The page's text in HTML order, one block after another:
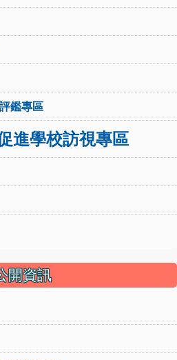
鑑專區
進學校訪視專區
開資訊